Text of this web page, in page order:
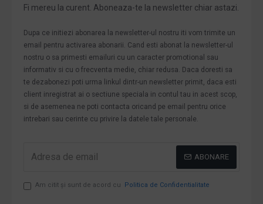
Fi mereu la curent. Aboneaza-te la newsletter chiar astazi.
Dupa ce initiezi abonarea la newsletter-ul nostru iti vom trimite un
email pentru activarea abonarii. Cand esti abonat la newsletter-ul
nostru o sa primesti emailuri cu un caracter promotional sau
informativ si cu o frecventa medie, chiar redusa. Daca doresti sa
te dezabonezi poti urma linkul dintr-un newsletter primit, daca esti
client inregistrat ai o sectiune speciala in contul tau in acest scop,
si de asemenea ne poti contacta oricand pe email pentru orice
intrebari sau cerinte cu privire la datele tale personale.
ABONARE
Am citit şi sunt de acord cu Politica de Confidentialitate